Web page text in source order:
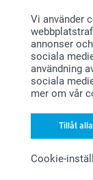
Vi använder
annonser
sociala
användning
sociala
mer om vår
Tillåt
Cookie-
Varma
Helene
2026-07-
14:15
Hej,
Tack för
din
🩵-liga
Helene
Inger,
2026-06-24
Mycket bra
Visa reaktioner
2026-06-